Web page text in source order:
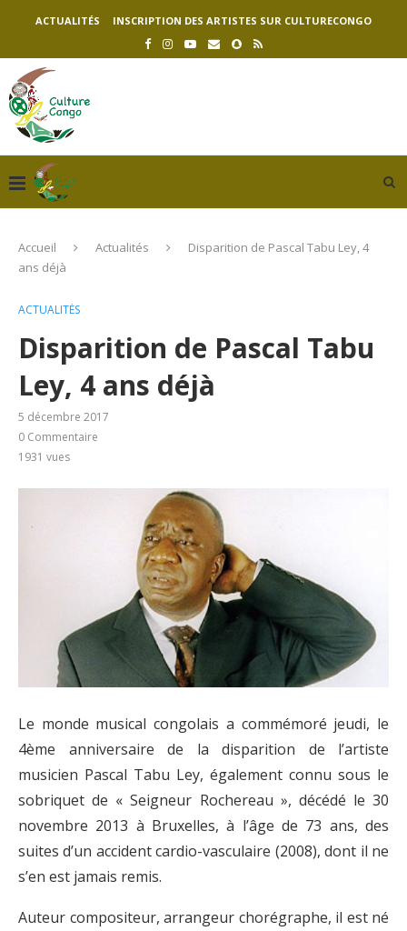
ACTUALITÉS INSCRIPTION DES ARTISTES SUR CULTURECONGO
Accueil Actualités
Disparition de Pascal Tabu Ley, 4
ans déjà
ACTUALITÉS
Disparition de Pascal Tabu
Ley, 4 ans déjà
5 décembre 2017
0 Commentaire
1931 vues
Le monde musical congolais a commémoré jeudi, le
4ème anniversaire de la disparition de l’artiste
musicien Pascal Tabu Ley, également connu sous le
sobriquet de « Seigneur Rochereau », décédé le 30
novembre 2013 à Bruxelles, à l’âge de 73 ans, des
suites d’un accident cardio-vasculaire (2008), dont il ne
s’en est jamais remis.
Auteur compositeur, arrangeur chorégraphe, il est né